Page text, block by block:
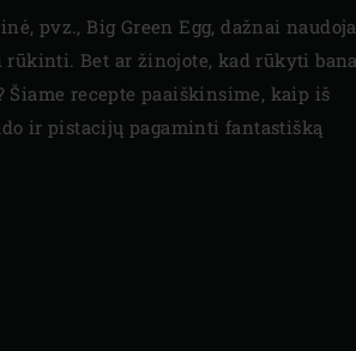
pvz., Big Green Egg, dažnai
Bet ar žinojote, kad rūkyti
Šiame recepte paaiškinsime, kaip iš
ir pistacijų pagaminti fantastišką